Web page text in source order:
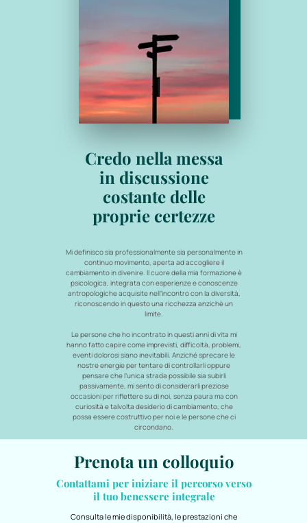
Credo nella messa
in discussione
costante delle
proprie certezze
Mi definisco sia professionalmente sia personalmente in
continuo movimento, aperta ad accogliere il
cambiamento in divenire. Il cuore della mia formazione è
psicologica, integrata con esperienze e conoscenze
antropologiche acquisite nell’incontro con la diversità,
riconoscendo in questo una ricchezza anzichè un
limite.
Le persone che ho incontrato in questi anni di vita mi
hanno fatto capire come imprevisti, difficoltà, problemi,
eventi dolorosi siano inevitabili. Anziché sprecare le
nostre energie per tentare di controllarli oppure
pensare che l’unica strada possibile sia subirli
passivamente, mi sento di considerarli preziose
occasioni per riflettere su di noi, senza paura ma con
curiosità e talvolta desiderio di cambiamento, che
possa essere costruttivo per noi e le persone che ci
circondano.
Prenota un colloquio
Contattami per iniziare il percorso verso
il tuo benessere integrale
Consulta le mie disponibilità, le prestazioni che